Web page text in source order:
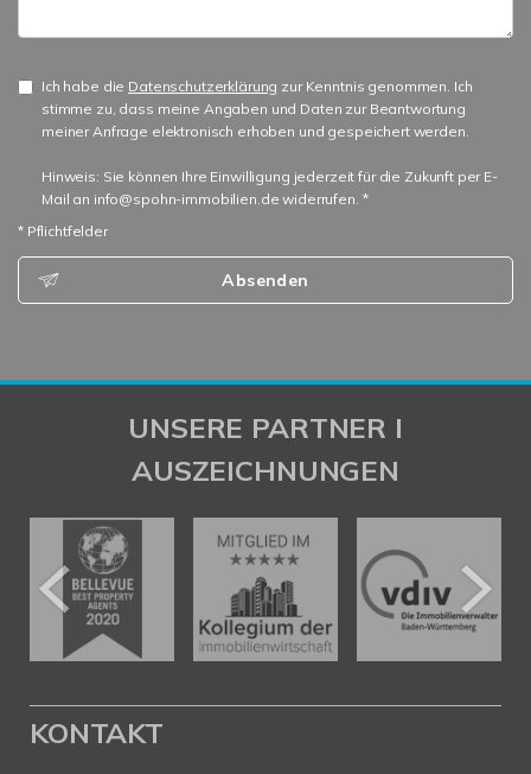
Ich habe die Datenschutzerklärung zur Kenntnis genommen. Ich
stimme zu, dass meine Angaben und Daten zur Beantwortung
meiner Anfrage elektronisch erhoben und gespeichert werden.
Hinweis: Sie können Ihre Einwilligung jederzeit für die Zukunft per E-
Mail an info@spohn-immobilien.de widerrufen. *
* Pflichtfelder
Absenden
UNSERE PARTNER I
AUSZEICHNUNGEN
KONTAKT